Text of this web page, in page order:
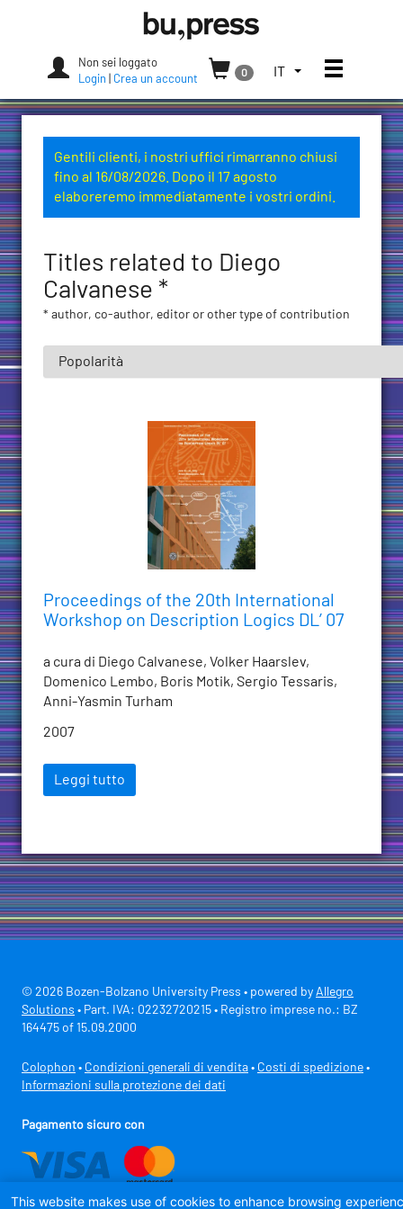
Press
Non sei loggato
Login
Crea un account
0
SELEZIONA
LINGUA.
ATTUALE:
(ITALIA)
IT Apri/
Gentili clienti, i nostri uffici rimarranno chiusi
fino al 16/08/2026. Dopo il 17 agosto
elaboreremo immediatamente i vostri ordini.
Titles related to Diego
Calvanese *
* author, co-author, editor or other type of contribution
Proceedings of the 20th International
Workshop on Description Logics DL’ 07
a cura di Diego Calvanese, Volker Haarslev,
Domenico Lembo, Boris Motik, Sergio Tessaris,
Anni-Yasmin Turham
2007
Leggi tutto
© 2026 Bozen-Bolzano University Press • powered by Allegro
Solutions • Part. IVA: 02232720215 • Registro imprese no.: BZ
164475 of 15.09.2000
Colophon • Condizioni generali di vendita • Costi di spedizione •
Informazioni sulla protezione dei dati
Pagamento sicuro con
This website makes use of cookies to enhance browsing